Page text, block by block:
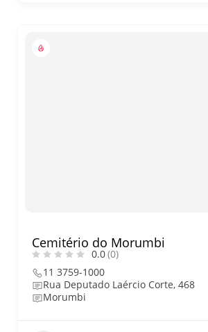
Cemitério do Morumbi
0.0(0)
11 3759-1000
Rua Deputado Laércio Corte, 468
Morumbi